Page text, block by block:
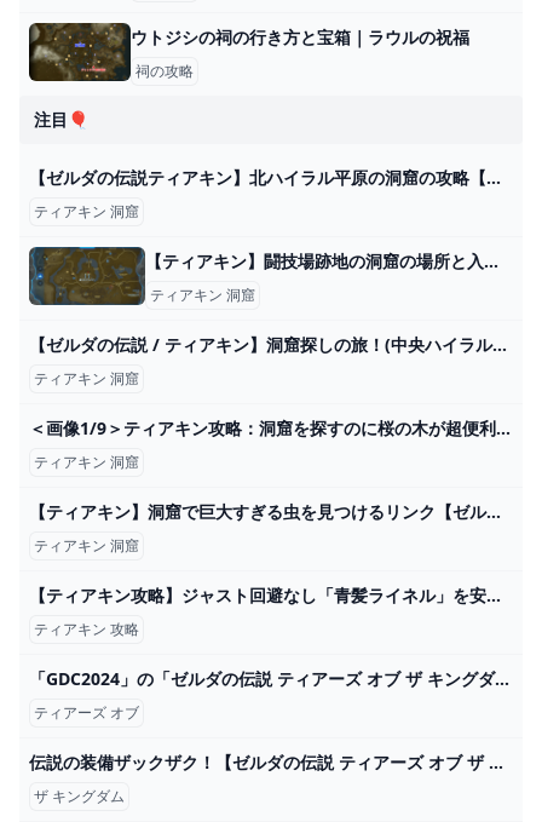
ウトジシの祠の行き方と宝箱｜ラウルの祝福
祠の攻略
注目🎈
【ゼルダの伝説ティアキン】北ハイラル平原の洞窟の攻略【クライムグローブ】 こころぐゲーム
ティアキン 洞窟
【ティアキン】闘技場跡地の洞窟の場所と入手アイテム【ゼルダの伝説ティアーズオブザキングダム】 - 神ゲー攻略
ティアキン 洞窟
【ゼルダの伝説 / ティアキン】洞窟探しの旅！(中央ハイラル編)【みつあめ/#新人Vtuber】 - YouTube
ティアキン 洞窟
＜画像1/9＞ティアキン攻略：洞窟を探すのに桜の木が超便利！ 効率よく洞窟を発見する方法【ゼルダ ティアーズ オブ ザ キングダム日記＃14】 - 電撃オンライン
ティアキン 洞窟
【ティアキン】洞窟で巨大すぎる虫を見つけるリンク【ゼルダの伝説 ティアーズ オブ ザ キングダム】 - YouTube
ティアキン 洞窟
【ティアキン攻略】ジャスト回避なし「青髪ライネル」を安全に倒して獣王の弓を手に入れる為の簡単討伐方法と出現場所を紹介します【ティアーズオブザキングダム】 - YouTube
ティアキン 攻略
「GDC2024」の「ゼルダの伝説 ティアーズ オブ ザ キングダム」講演がYouTubeで公開！ - GAME Watch
ティアーズ オブ
伝説の装備ザックザク！【ゼルダの伝説 ティアーズ オブ ザ キングダム】#8 - YouTube
ザ キングダム